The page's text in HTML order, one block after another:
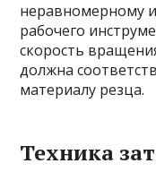
неравномерному
рабочего
скорость
должна
материалу резца.
Техника